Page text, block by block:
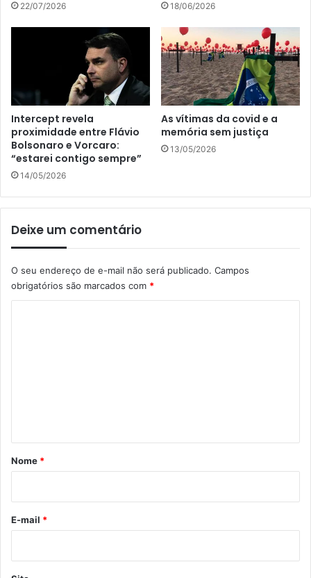
22/07/2026 18/06/2026
Intercept revela
proximidade entre Flávio
Bolsonaro e Vorcaro:
“estarei contigo sempre”
14/05/2026
As vítimas da covid e a
memória sem justiça
13/05/2026
Deixe um comentário
O seu endereço de e-mail não será publicado. Campos
obrigatórios são marcados com *
r
*
Nome *
E-mail *